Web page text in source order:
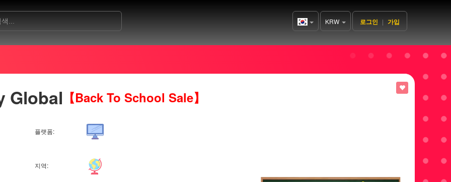
Korea(한
국어)
KRW 로그인 | 가입
Global 【Back To School Sale】
플랫폼:
지역: